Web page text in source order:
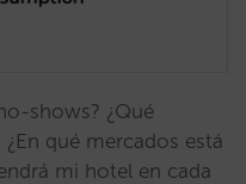
shows? ¿Qué
qué mercados está
mi hotel en cada